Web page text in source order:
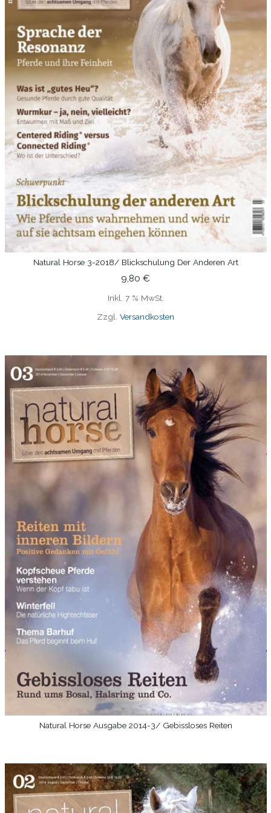
IN DEN WARENKORB
Natural Horse 3-2018/ Blickschulung Der Anderen Art
9,80 €
Inkl. 7 % MwSt.
Zzgl. Versandkosten
WEITERLESEN
Natural Horse Ausgabe 2014-3/ Gebissloses Reiten